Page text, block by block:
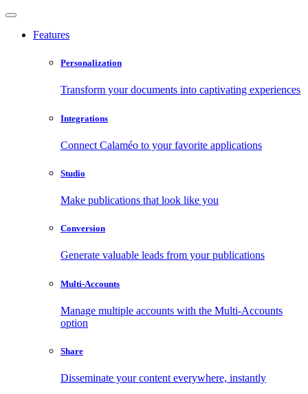
Features
Personalization
Transform your documents into captivating experiences
Integrations
Connect Calaméo to your favorite applications
Studio
Make publications that look like you
Conversion
Generate valuable leads from your publications
Multi-Accounts
Manage multiple accounts with the Multi-Accounts
option
Share
Disseminate your content everywhere, instantly